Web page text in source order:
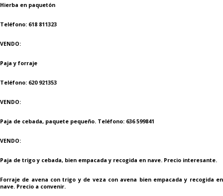
Hierba en paquetón
Teléfono: 618 811323
VENDO:
Paja y forraje
Teléfono: 620 921353
VENDO:
Paja de cebada, paquete pequeño. Teléfono: 636 599841
VENDO:
Paja de trigo y cebada, bien empacada y recogida en nave. Precio interesante.
Forraje de avena con trigo y de veza con avena bien empacada y recogida en
nave. Precio a convenir.